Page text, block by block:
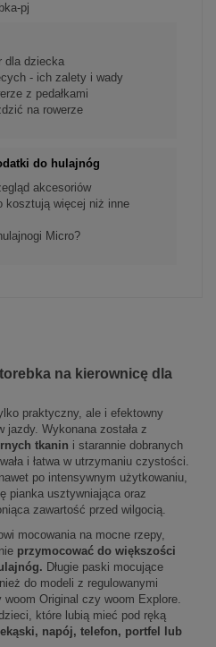
pj
dla dziecka
- ich zalety i wady
z pedałkami
na rowerze
do hulajnóg
akcesoriów
kosztują więcej niż inne
Micro?
na kierownicę dla
praktyczny, ale i efektowny
jazdy. Wykonana została z
tkanin i starannie dobranych
i łatwa w utrzymaniu czystości.
po intensywnym użytkowaniu,
pianka usztywniająca oraz
zawartość przed wilgocią.
mocowania na mocne rzepy,
przymocować do większości
Długie paski mocujące
do modeli z regulowanymi
Original czy woom Explore.
które lubią mieć pod ręką
napój, telefon, portfel lub